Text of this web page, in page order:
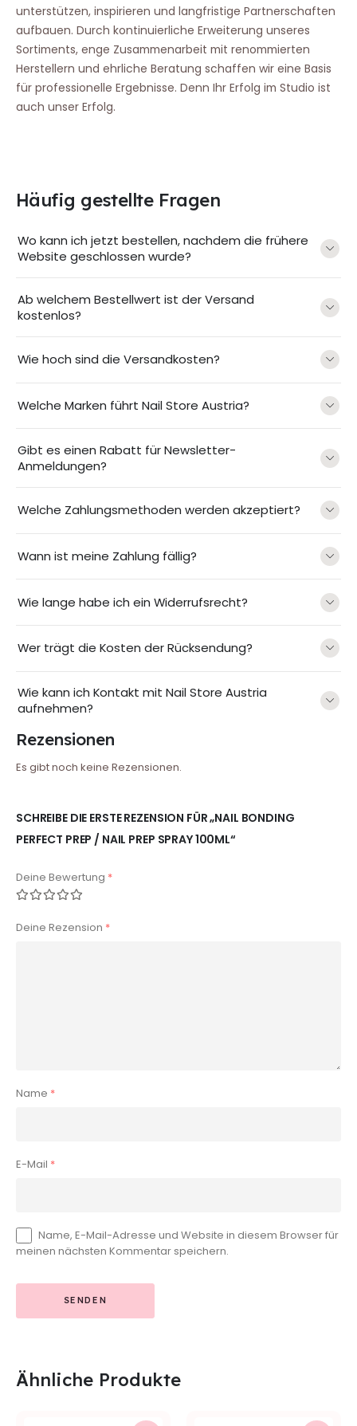
unterstützen, inspirieren und langfristige Partnerschaften
aufbauen. Durch kontinuierliche Erweiterung unseres
Sortiments, enge Zusammenarbeit mit renommierten
Herstellern und ehrliche Beratung schaffen wir eine Basis
für professionelle Ergebnisse. Denn Ihr Erfolg im Studio ist
auch unser Erfolg.
Häufig gestellte Fragen
Wo kann ich jetzt bestellen, nachdem die frühere
Website geschlossen wurde?
Ab welchem Bestellwert ist der Versand
kostenlos?
Wie hoch sind die Versandkosten?
Welche Marken führt Nail Store Austria?
Gibt es einen Rabatt für Newsletter-
Anmeldungen?
Welche Zahlungsmethoden werden akzeptiert?
Wann ist meine Zahlung fällig?
Wie lange habe ich ein Widerrufsrecht?
Wer trägt die Kosten der Rücksendung?
Wie kann ich Kontakt mit Nail Store Austria
aufnehmen?
Rezensionen
Es gibt noch keine Rezensionen.
SCHREIBE DIE ERSTE REZENSION FÜR „NAIL BONDING
PERFECT PREP / NAIL PREP SPRAY 100ML“
Deine Bewertung *
Deine Rezension *
Name *
E-Mail *
Name, E-Mail-Adresse und Website in diesem Browser für
meinen nächsten Kommentar speichern.
Ähnliche Produkte